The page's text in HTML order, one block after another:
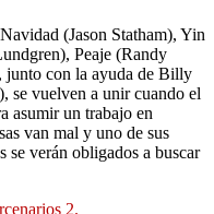
(Jason Statham), Yin
Peaje (Randy
junto con la ayuda de Billy
se vuelven a unir cuando el
asumir un trabajo en
van mal y uno de sus
se verán obligados a buscar